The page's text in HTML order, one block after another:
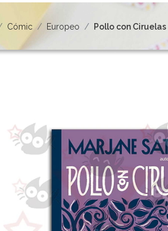
Cómic Europeo Pollo con Ciruelas